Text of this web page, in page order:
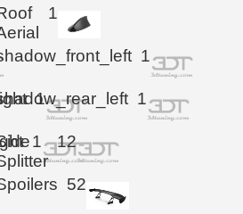
1
1
1 1
1 12
52